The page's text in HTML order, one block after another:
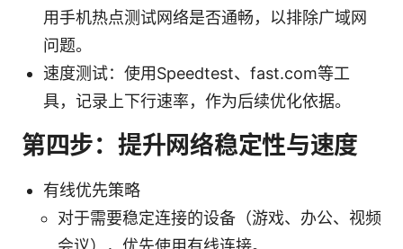
用手机热点测试网络是否通畅，以排除广域网
问题。
速度测试：使用Speedtest、fast.com等工
具，记录上下行速率，作为后续优化依据。
第四步：提升网络稳定性与速度
有线优先策略
对于需要稳定连接的设备（游戏、办公、视频